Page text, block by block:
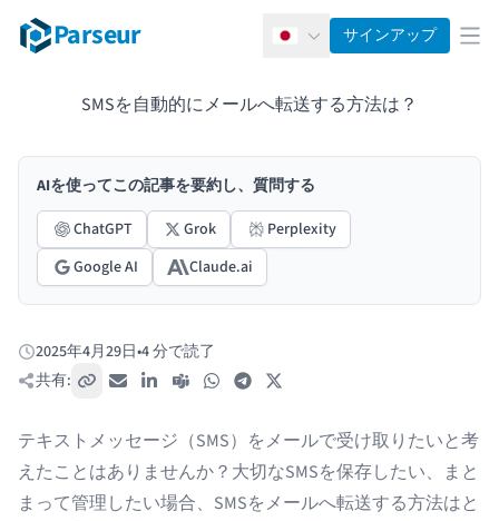
Parseur 日本語サインアップ メ
SMSを自動的にメールへ転送する方法は？
AIを使ってこの記事を要約し、質問する
ChatGPT
Grok
Perplexity
Google AI
Claude.ai
公開日:
2025年4月29日•4 分で読了
共有:
リンクをコピー
メールLinkedIn
Teams WhatsAppTelegram
テキストメッセージ（SMS）をメールで受け取りたいと考
えたことはありませんか？大切なSMSを保存したい、まと
まって管理したい場合、SMSをメールへ転送する方法はと